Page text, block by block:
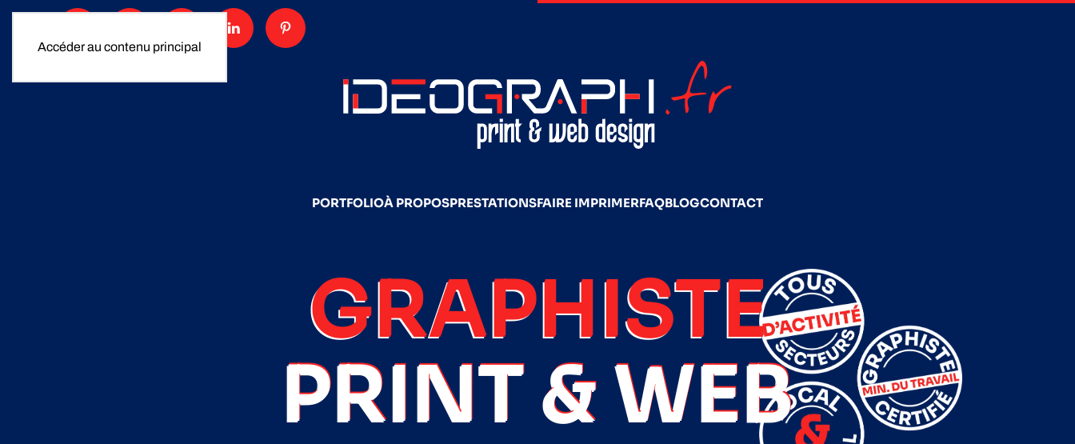
Accéder au contenu principal
PORTFOLIOÀ PROPOSPRESTATIONSFAIRE IMPRIMERFAQBLOGCONTACT
GRAPHISTE
PRINT & WEB